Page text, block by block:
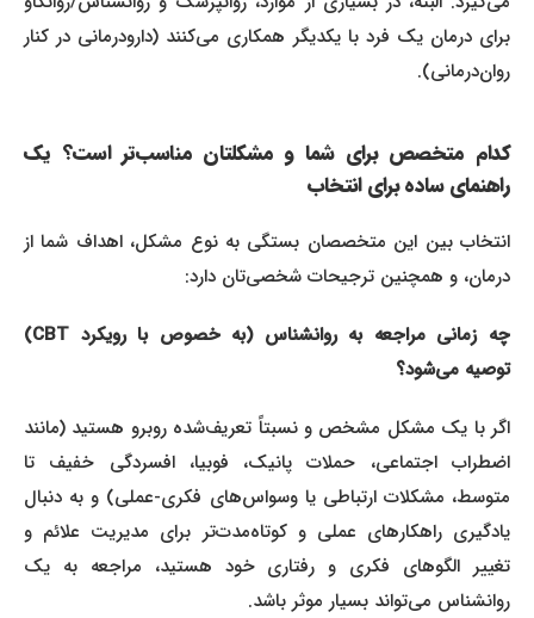
برای درمان یک فرد با یکدیگر همکاری می‌کنند (دارودرمانی در کنار
روان‌درمانی).
کدام متخصص برای شما و مشکلتان مناسب‌تر است؟ یک
راهنمای ساده برای انتخاب
انتخاب بین این متخصصان بستگی به نوع مشکل، اهداف شما از
درمان، و همچنین ترجیحات شخصی‌تان دارد:
چه زمانی مراجعه به روانشناس (به خصوص با رویکرد CBT)
توصیه می‌شود؟
اگر با یک مشکل مشخص و نسبتاً تعریف‌شده روبرو هستید (مانند
اضطراب اجتماعی، حملات پانیک، فوبیا، افسردگی خفیف تا
متوسط، مشکلات ارتباطی یا وسواس‌های فکری-عملی) و به دنبال
یادگیری راهکارهای عملی و کوتاه‌مدت‌تر برای مدیریت علائم و
تغییر الگوهای فکری و رفتاری خود هستید، مراجعه به یک
روانشناس می‌تواند بسیار موثر باشد.